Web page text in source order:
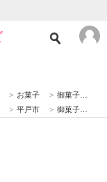
> お菓子 > 御菓子司 平戸 蔦屋（長崎県）
> 平戸市 > 御菓子司 平戸 蔦屋（長崎県）